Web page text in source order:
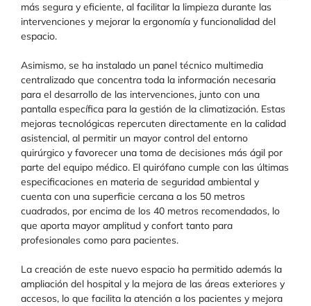
más segura y eficiente, al facilitar la limpieza durante las
intervenciones y mejorar la ergonomía y funcionalidad del
espacio.
Asimismo, se ha instalado un panel técnico multimedia
centralizado que concentra toda la información necesaria
para el desarrollo de las intervenciones, junto con una
pantalla específica para la gestión de la climatización. Estas
mejoras tecnológicas repercuten directamente en la calidad
asistencial, al permitir un mayor control del entorno
quirúrgico y favorecer una toma de decisiones más ágil por
parte del equipo médico. El quirófano cumple con las últimas
especificaciones en materia de seguridad ambiental y
cuenta con una superficie cercana a los 50 metros
cuadrados, por encima de los 40 metros recomendados, lo
que aporta mayor amplitud y confort tanto para
profesionales como para pacientes.
La creación de este nuevo espacio ha permitido además la
ampliación del hospital y la mejora de las áreas exteriores y
accesos, lo que facilita la atención a los pacientes y mejora